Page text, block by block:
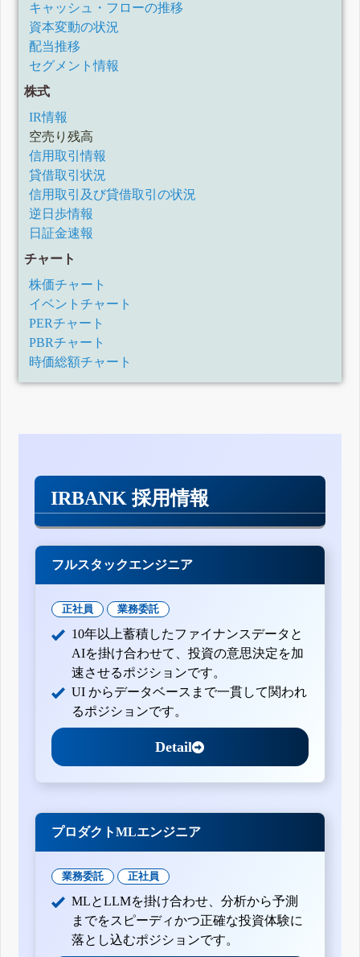
キャッシュ・フローの推移
資本変動の状況
配当推移
セグメント情報
株式
IR情報
空売り残高
信用取引情報
貸借取引状況
信用取引及び貸借取引の状況
逆日歩情報
日証金速報
チャート
株価チャート
イベントチャート
PERチャート
PBRチャート
時価総額チャート
IRBANK 採用情報
フルスタックエンジニア
正社員 業務委託
10年以上蓄積したファイナンスデータと
AIを掛け合わせて、投資の意思決定を加
速させるポジションです。
UI からデータベースまで一貫して関われ
るポジションです。
Detail
プロダクトMLエンジニア
業務委託 正社員
MLとLLMを掛け合わせ、分析から予測
までをスピーディかつ正確な投資体験に
落とし込むポジションです。